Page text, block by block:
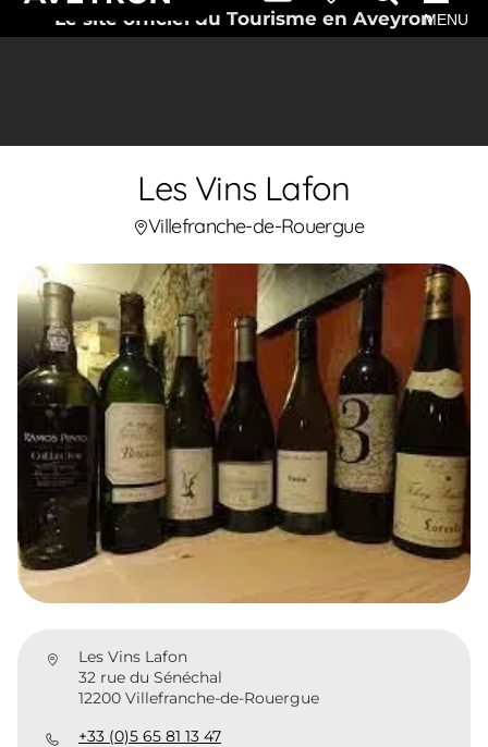
Le site officiel du Tourisme en AveyronMENU
Les Vins Lafon
Villefranche-de-Rouergue
Les Vins Lafon
32 rue du Sénéchal
12200 Villefranche-de-Rouergue
+33 (0)5 65 81 13 47